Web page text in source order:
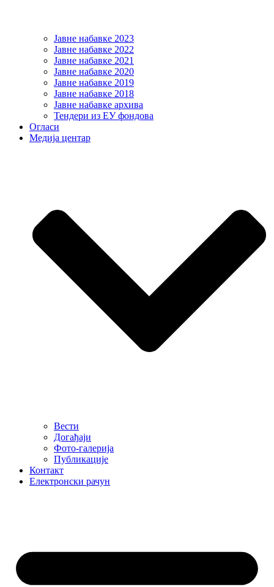
Јавне набавке 2023
Јавне набавке 2022
Јавне набавке 2021
Јавне набавке 2020
Јавне набавке 2019
Јавне набавке 2018
Јавне набавке архива
Тендери из ЕУ фондова
Огласи
Медија центар
Вести
Догађаји
Фото-галерија
Публикације
Контакт
Електронски рачун